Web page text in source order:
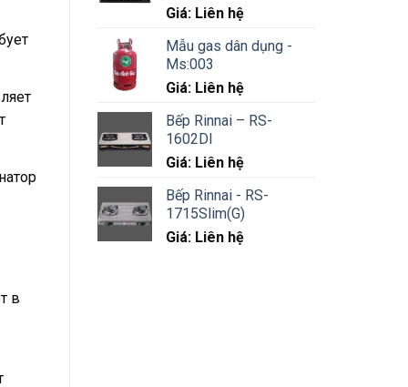
в
Giá: Liên hệ
Mẫu gas dân dụng -
Ms:003
Giá: Liên hệ
Bếp Rinnai – RS-
1602DI
Giá: Liên hệ
Bếp Rinnai - RS-
1715Slim(G)
Giá: Liên hệ